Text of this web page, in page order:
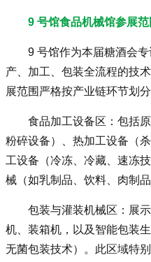
9 号馆食品机械馆参展范
9 号馆作为本届糖酒会专
产、加工、包装全流程的技
展范围严格按产业链环节划
食品加工设备区：包括
粉碎设备）、热加工设备（
工设备（冷冻、冷藏、速冻
械（如乳制品、饮料、肉制
包装与灌装机械区：展
机、装箱机，以及智能包装
无菌包装技术）。此区域特